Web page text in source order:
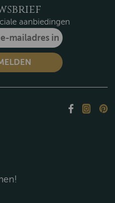
aanbiedingen